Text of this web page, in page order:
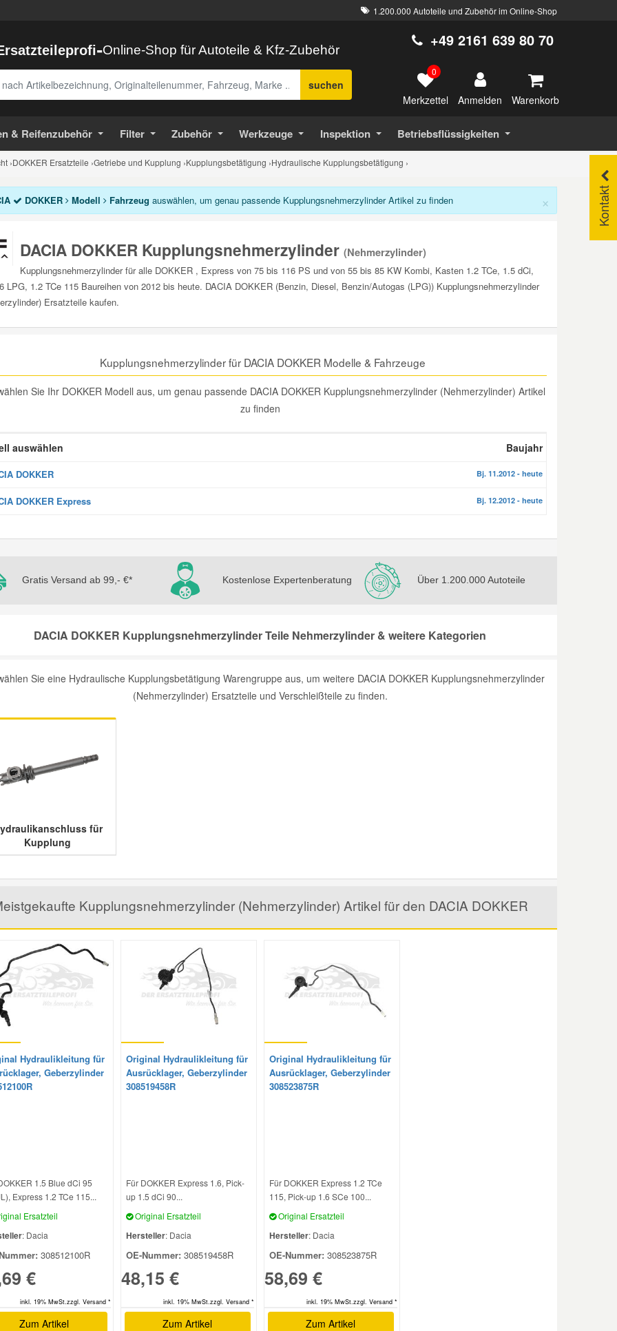
1.200.000 Autoteile und Zubehör im Online-Shop
-Online-Shop für Autoteile & Kfz-Zubehör
suchen
+49 2161 639 80 70
0
Merkzettel Anmelden Warenkorb
& Reifenzubehör Filter Zubehör Werkzeuge Inspektion Betriebsflüssigkeiten
›DOKKER Ersatzteile ›Getriebe und Kupplung ›Kupplungsbetätigung ›Hydraulische Kupplungsbetätigung ›
Kontakt
×
DOKKER Modell Fahrzeug auswählen, um genau passende Kupplungsnehmerzylinder Artikel zu finden
DACIA DOKKER Kupplungsnehmerzylinder (Nehmerzylinder)
Kupplungsnehmerzylinder für alle DOKKER , Express von 75 bis 116 PS und von 55 bis 85 KW Kombi, Kasten 1.2 TCe, 1.5 dCi,
LPG, 1.2 TCe 115 Baureihen von 2012 bis heute. DACIA DOKKER (Benzin, Diesel, Benzin/Autogas (LPG)) Kupplungsnehmerzylinder
Ersatzteile kaufen.
Kupplungsnehmerzylinder für DACIA DOKKER Modelle & Fahrzeuge
Sie Ihr DOKKER Modell aus, um genau passende DACIA DOKKER Kupplungsnehmerzylinder (Nehmerzylinder) Artikel
zu finden
auswählen Baujahr
DOKKER Bj. 11.2012 - heute
DOKKER Express Bj. 12.2012 - heute
Gratis Versand ab 99,- €* Kostenlose Expertenberatung Über 1.200.000 Autoteile
DACIA DOKKER Kupplungsnehmerzylinder Teile Nehmerzylinder & weitere Kategorien
Sie eine Hydraulische Kupplungsbetätigung Warengruppe aus, um weitere DACIA DOKKER Kupplungsnehmerzylinder
(Nehmerzylinder) Ersatzteile und Verschleißteile zu finden.
für
Kupplung
Kupplungsnehmerzylinder (Nehmerzylinder) Artikel für den DACIA DOKKER
Hydraulikleitung für
Geberzylinder
1.5 Blue dCi 95
Express 1.2 TCe 115...
Ersatzteil
: Dacia
308512100R
€
inkl. 19% MwSt.zzgl. Versand *
Zum Artikel
Original Hydraulikleitung für
Ausrücklager, Geberzylinder
308519458R
Für DOKKER Express 1.6, Pick-
up 1.5 dCi 90...
Original Ersatzteil
Hersteller: Dacia
OE-Nummer: 308519458R
48,15 €
inkl. 19% MwSt.zzgl. Versand *
Zum Artikel
Original Hydraulikleitung für
Ausrücklager, Geberzylinder
308523875R
Für DOKKER Express 1.2 TCe
115, Pick-up 1.6 SCe 100...
Original Ersatzteil
Hersteller: Dacia
OE-Nummer: 308523875R
58,69 €
inkl. 19% MwSt.zzgl. Versand *
Zum Artikel